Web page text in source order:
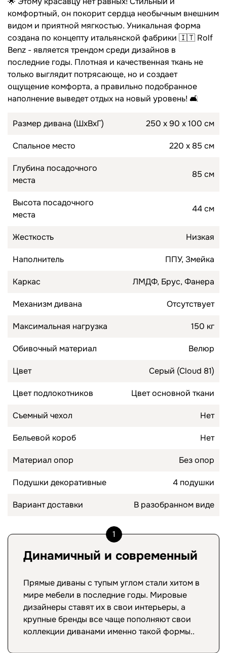
комфортный, он покорит сердца необычным внешним
видом и приятной мягкостью. Уникальная форма
создана по концепту итальянской фабрики 🇮🇹 Rolf
Benz - является трендом среди дизайнов в
последние годы. Плотная и качественная ткань не
только выглядит потрясающе, но и создает
ощущение комфорта, а правильно подобранное
наполнение выведет отдых на новый уровень! 🛋
Размер дивана (ШхВхГ) 250 х 90 х 100 см
Спальное место 220 х 85 см
Глубина посадочного
места
85 см
Высота посадочного
места
44 см
Жесткость Низкая
Наполнитель ППУ, Змейка
Каркас ЛМДФ, Брус, Фанера
Механизм дивана Отсутствует
Максимальная нагрузка 150 кг
Обивочный материал Велюр
Цвет Серый (Cloud 81)
Цвет подлокотников Цвет основной ткани
Съемный чехол Нет
Бельевой короб Нет
Материал опор Без опор
Подушки декоративные 4 подушки
Вариант доставки В разобранном виде
1
Динамичный и современный
Прямые диваны с тупым углом стали хитом в
мире мебели в последние годы. Мировые
дизайнеры ставят их в свои интерьеры, а
крупные бренды все чаще пополняют свои
коллекции диванами именно такой формы..
Топперы для диванов
Спальные гарнитуры
Комоды
Прикроватные тумбы
Туалетные столики
Пуфы
Топперы